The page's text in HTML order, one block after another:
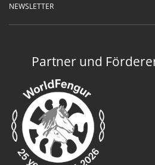
NEWSLETTER
Partner und